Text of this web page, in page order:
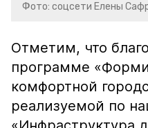
Фото: соцсети Елены
Отметим, что
программе
комфортной
реализуемой по